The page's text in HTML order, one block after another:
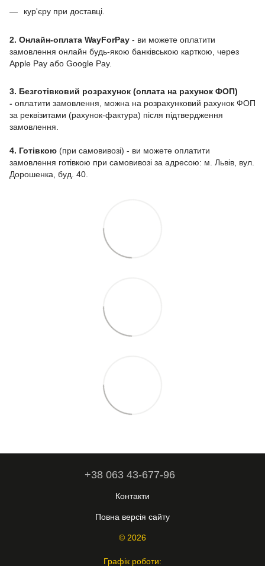
кур'єру при доставці.
2. Онлайн-оплата WayForPay - ви можете оплатити
замовлення онлайн будь-якою банківською карткою, через
Apple Pay або Google Pay.
3. Безготівковий розрахунок (оплата на рахунок ФОП)
- оплатити замовлення, можна на розрахунковий рахунок ФОП
за реквізитами (рахунок-фактура) після підтвердження
замовлення.
4. Готівкою (при самовивозі) - ви можете оплатити
замовлення готівкою при самовивозі за адресою: м. Львів, вул.
Дорошенка, буд. 40.
+38 063 43-677-96
Контакти
Повна версія сайту
© 2026
Графік роботи: